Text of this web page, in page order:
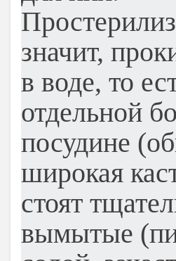
значит,
в воде, то
отдельной
посудине
широкая
стоят
вымытые